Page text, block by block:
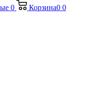
0 Корзина0 0